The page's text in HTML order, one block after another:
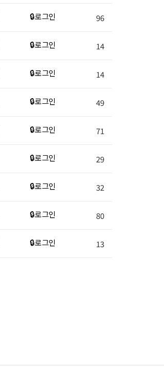
🔒 로그인 96
🔒 로그인 14
🔒 로그인 14
🔒 로그인 49
🔒 로그인 71
🔒 로그인 29
🔒 로그인 32
🔒 로그인 80
🔒 로그인 13